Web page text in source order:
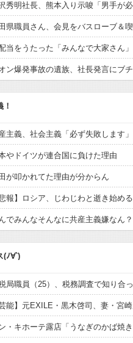
やドイツが連合国に負けた理由
が叩かれてた理由が分からん
悲報】ロシア、じわじわと逝き始める
でみんなそんなに共産主義嫌なん？
(ﾉ∀`)